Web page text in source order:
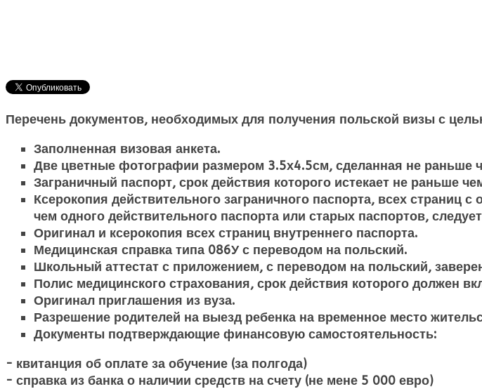
Перечень документов, необходимых для получения польской визы с
Заполненная визовая анкета.
Две цветные фотографии размером 3.5х4.5см, сделанная не раньше
Заграничный паспорт, срок действия которого истекает не раньше
Ксерокопия действительного заграничного паспорта, всех
чем одного действительного паспорта или старых паспортов,
Оригинал и ксерокопия всех страниц внутреннего паспорта.
Медицинская справка типа 086У с переводом на польский.
Школьный аттестат с приложением, с переводом на польский,
Полис медицинского страхования, срок действия которого должен
Оригинал приглашения из вуза.
Разрешение родителей на выезд ребенка на временное место
Документы подтверждающие финансовую самостоятельность:
- квитанция об оплате за обучение (за полгода)
- справка из банка о наличии средств на счету (не мене 5 000 евро)